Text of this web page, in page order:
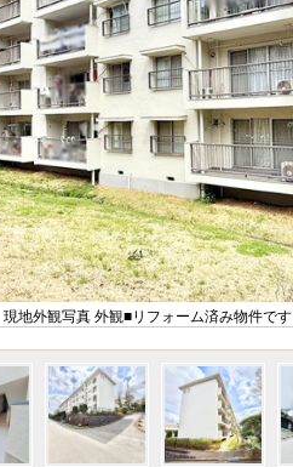
現地外観写真 外観■リフォーム済み物件で